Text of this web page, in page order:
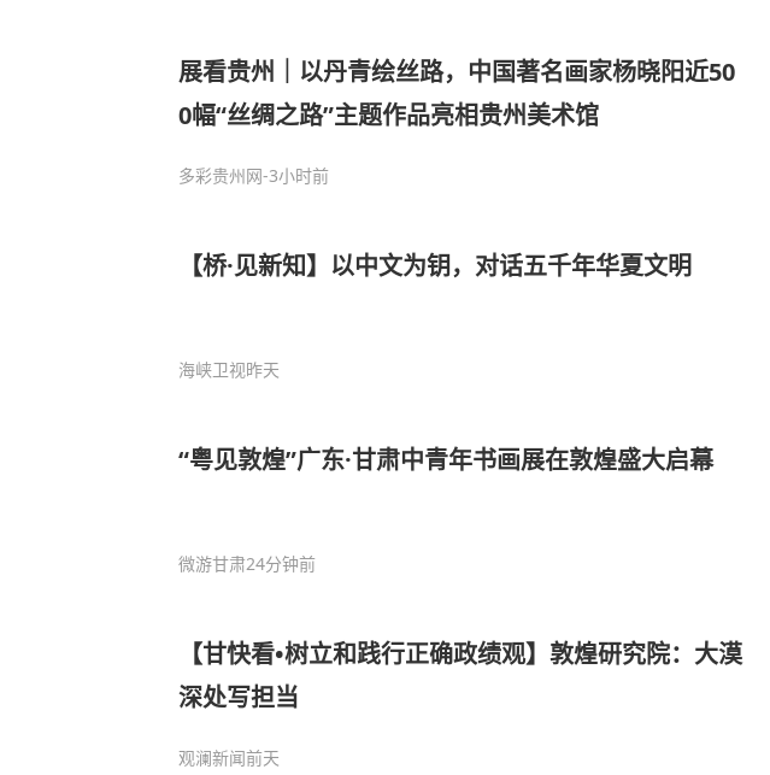
展看贵州｜以丹青绘丝路，中国著名画家杨晓阳近50
0幅“丝绸之路”主题作品亮相贵州美术馆
多彩贵州网-3小时前
【桥·见新知】以中文为钥，对话五千年华夏文明
海峡卫视昨天
“粤见敦煌”广东·甘肃中青年书画展在敦煌盛大启幕
微游甘肃24分钟前
【甘快看•树立和践行正确政绩观】敦煌研究院：大漠
深处写担当
观澜新闻前天